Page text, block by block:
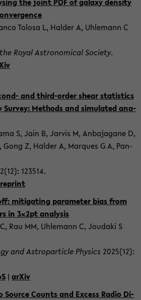
To­losa L, Hal­der A, Uh­le­mann C
Royal As­tro­no­mic­al So­cie­ty.
and third-​order shear sta­tis­tics
Sur­vey: Me­thods and si­mu­la­ted ana­
S, Jain B, Jar­vis M, An­ba­ja­ga­ne D,
Z, Hal­der A, Mar­ques G A, Pan­
123514.
mi­ti­ga­ting pa­ra­me­ter bias from
in 3×2pt ana­ly­sis
Rau MM, Uh­le­mann C, Jou­da­ki S
and As­tro­par­ti­cle Phy­sics 2025(12):
| arXiv
Source Counts and Ex­cess Radio Di­